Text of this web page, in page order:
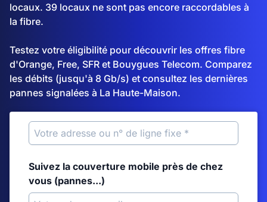
locaux. 39 locaux ne sont pas encore raccordables à
la fibre.
Testez votre éligibilité pour découvrir les offres fibre
d'Orange, Free, SFR et Bouygues Telecom. Comparez
les débits (jusqu'à 8 Gb/s) et consultez les dernières
pannes signalées à La Haute-Maison.
Suivez la couverture mobile près de chez
vous (pannes...)